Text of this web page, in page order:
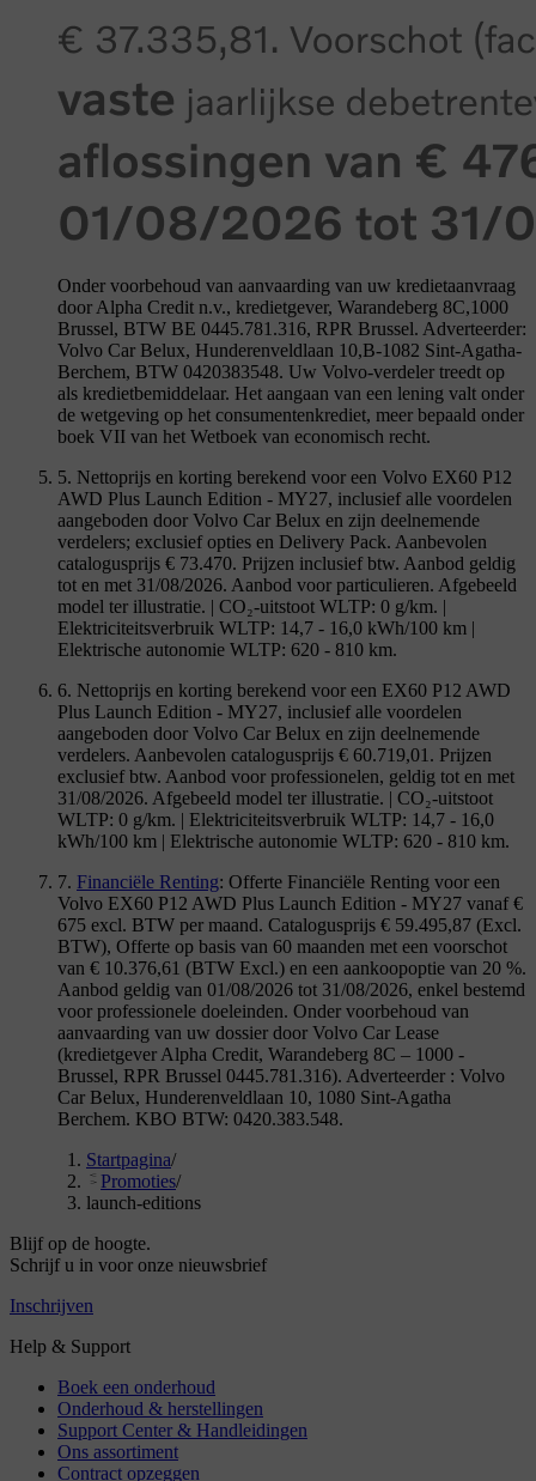
Onder voorbehoud van aanvaarding van uw kredietaanvraag
door Alpha Credit n.v., kredietgever, Warandeberg 8C,1000
Brussel, BTW BE 0445.781.316, RPR Brussel. Adverteerder:
Volvo Car Belux, Hunderenveldlaan 10,B-1082 Sint-Agatha-
Berchem, BTW 0420383548. Uw Volvo-verdeler treedt op
als kredietbemiddelaar. Het aangaan van een lening valt onder
de wetgeving op het consumentenkrediet, meer bepaald onder
boek VII van het Wetboek van economisch recht.
5. Nettoprijs en korting berekend voor een Volvo EX60 P12
AWD Plus Launch Edition - MY27, inclusief alle voordelen
aangeboden door Volvo Car Belux en zijn deelnemende
verdelers; exclusief opties en Delivery Pack. Aanbevolen
catalogusprijs € 73.470. Prijzen inclusief btw. Aanbod geldig
tot en met 31/08/2026. Aanbod voor particulieren. Afgebeeld
model ter illustratie. | CO₂-uitstoot WLTP: 0 g/km. |
Elektriciteitsverbruik WLTP: 14,7 - 16,0 kWh/100 km |
Elektrische autonomie WLTP: 620 - 810 km.
6. Nettoprijs en korting berekend voor een EX60 P12 AWD
Plus Launch Edition - MY27, inclusief alle voordelen
aangeboden door Volvo Car Belux en zijn deelnemende
verdelers. Aanbevolen catalogusprijs € 60.719,01. Prijzen
exclusief btw. Aanbod voor professionelen, geldig tot en met
31/08/2026. Afgebeeld model ter illustratie. | CO₂-uitstoot
WLTP: 0 g/km. | Elektriciteitsverbruik WLTP: 14,7 - 16,0
kWh/100 km | Elektrische autonomie WLTP: 620 - 810 km.
7. Financiële Renting: Offerte Financiële Renting voor een
Volvo EX60 P12 AWD Plus Launch Edition - MY27 vanaf €
675 excl. BTW per maand. Catalogusprijs € 59.495,87 (Excl.
BTW), Offerte op basis van 60 maanden met een voorschot
van € 10.376,61 (BTW Excl.) en een aankoopoptie van 20 %.
Aanbod geldig van 01/08/2026 tot 31/08/2026, enkel bestemd
voor professionele doeleinden. Onder voorbehoud van
aanvaarding van uw dossier door Volvo Car Lease
(kredietgever Alpha Credit, Warandeberg 8C – 1000 -
Brussel, RPR Brussel 0445.781.316). Adverteerder : Volvo
Car Belux, Hunderenveldlaan 10, 1080 Sint-Agatha
Berchem. KBO BTW: 0420.383.548.
Startpagina/
Promoties/
launch-editions